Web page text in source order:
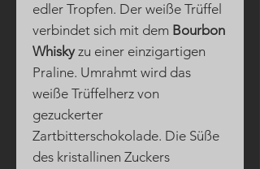
edler Tropfen. Der weiße Trüffel
verbindet sich mit dem Bourbon
Whiskyzu einer einzigartigen
Praline. Umrahmt wird das
weiße Trüffelherz von
gezuckerter
Zartbitterschokolade. Die Süße
des kristallinen Zuckers